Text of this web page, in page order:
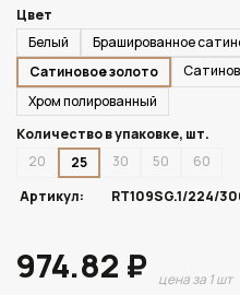
Цвет
Белый
Брашированное
Сатиновое золото
Хром полированный
Количество в упаковке, шт.
20
25 30 50
60
Артикул:
RT109SG.1/224/
974.82 ₽ цена за 1 шт